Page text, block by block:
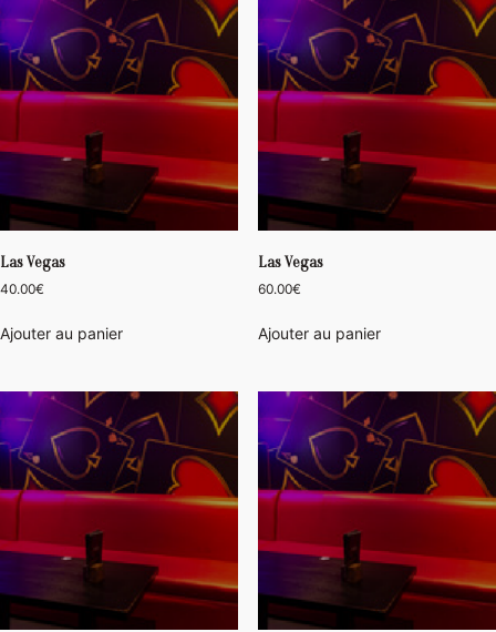
Las Vegas
40.00€
Ajouter au panier
Las Vegas
60.00€
Ajouter au panier